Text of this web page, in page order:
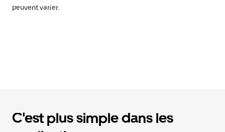
peuvent varier.
C'est plus simple dans les